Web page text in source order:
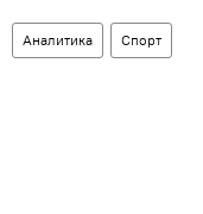
Аналитика Спорт